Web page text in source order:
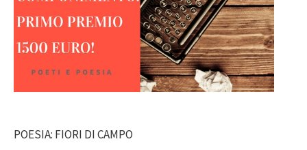
POESIA: FIORI DI CAMPO